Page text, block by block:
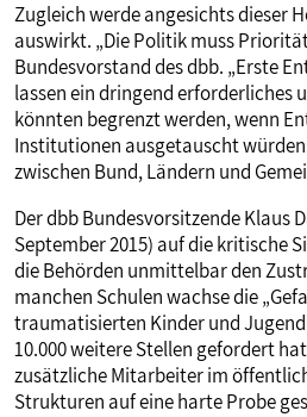
Zugleich werde angesichts dieser
auswirkt. „Die Politik muss
Bundesvorstand des dbb. „Erste
lassen ein dringend erforderliches
könnten begrenzt werden, wenn
Institutionen ausgetauscht
zwischen Bund, Ländern und
Der dbb Bundesvorsitzende Klaus
September 2015) auf die kritische
die Behörden unmittelbar den
manchen Schulen wachse die
traumatisierten Kinder und
10.000 weitere Stellen gefordert
zusätzliche Mitarbeiter im
Strukturen auf eine harte Probe